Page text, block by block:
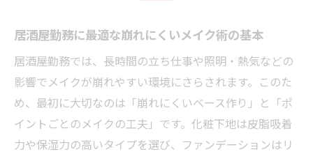
居酒屋バイトで落ちないリップの選び方解
説
飲み会リップ最強伝説を叶える居酒屋メイ
ク術
居酒屋接客中でも色落ちしにくいリップ実
例集
居酒屋勤務に最適な崩れにくいメイク術の基本
居酒屋勤務では、長時間の立ち仕事や照明・熱気などの
影響でメイクが崩れやすい環境にさらされます。このた
め、最初に大切なのは「崩れにくいベース作り」と「ポ
イントごとのメイクの工夫」です。化粧下地は皮脂吸着
力や保湿力の高いタイプを選び、ファンデーションはリ